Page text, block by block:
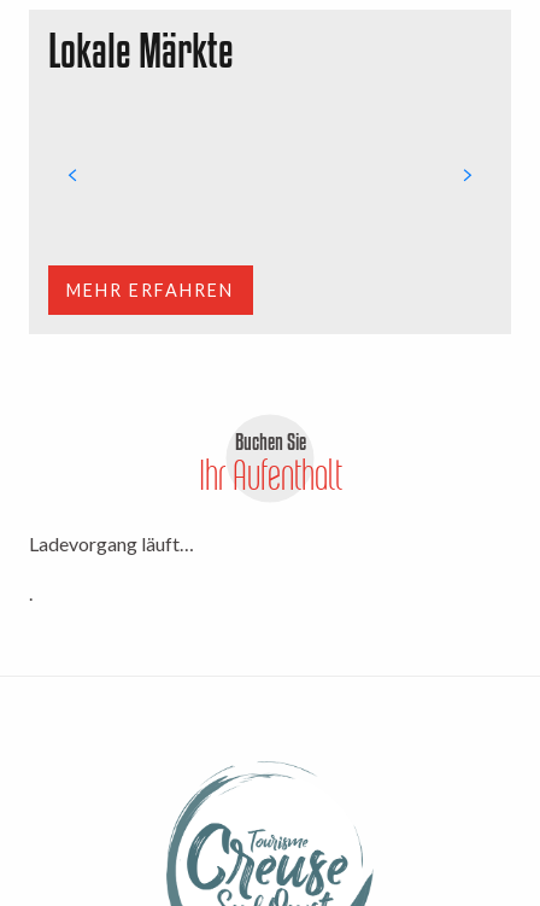
Lokale Märkte
MEHR ERFAHREN
Buchen Sie
Ihr Aufenthalt
Ladevorgang läuft…
.